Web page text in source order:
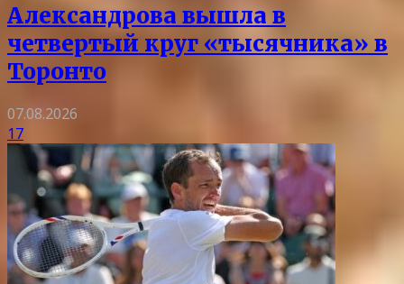
Александрова вышла в
четвертый круг «тысячника» в
Торонто
07.08.2026
17